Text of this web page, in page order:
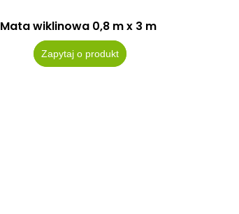
Mata wiklinowa 0,8 m x 3 m
Zapytaj o produkt